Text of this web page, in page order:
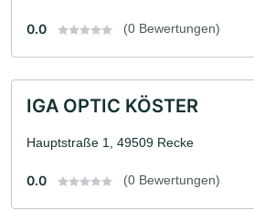
0.0 (0 Bewertungen)
IGA OPTIC KÖSTER
Hauptstraße 1, 49509 Recke
0.0 (0 Bewertungen)